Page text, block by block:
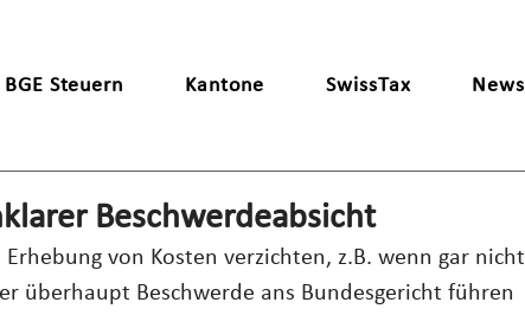
BGE Steuern Kantone SwissTax News
Beschwerdeabsicht
von Kosten verzichten, z.B. wenn gar nicht
überhaupt Beschwerde ans Bundesgericht führen